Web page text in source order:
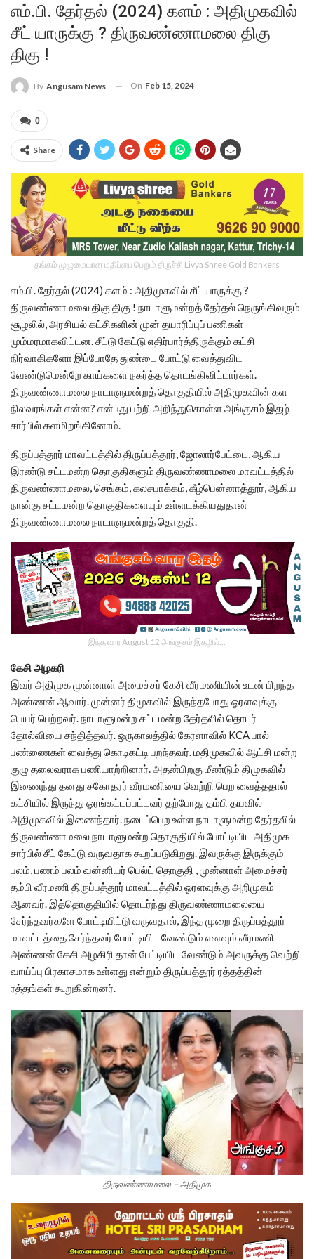
எம்.பி. தேர்தல் (2024) களம் : அதிமுகவில்
சீட் யாருக்கு ? திருவண்ணாமலை திகு
திகு !
By Angusam News On Feb 15, 2024
0
Share
தங்கம் முழுமையான மதிப்பை பெறும் திருச்சி Livya Shree Gold Bankers
எம்.பி. தேர்தல் (2024) களம் : அதிமுகவில் சீட் யாருக்கு ?
திருவண்ணாமலை திகு திகு ! நாடாளுமன்றத் தேர்தல் நெருங்கிவரும்
சூழலில், அரசியல் கட்சிகளின் முன் தயாரிப்புப் பணிகள்
மும்மரமாகவிட்டன. சீட்டு கேட்டு எதிர்பார்த்திருக்கும் கட்சி
நிர்வாகிகளோ இப்போதே துண்டை போட்டு வைத்துவிட
வேண்டுமென்றே காய்களை நகர்த்த தொடங்கிவிட்டார்கள்.
திருவண்ணாமலை நாடாளுமன்றத் தொகுதியில் அதிமுகவின் கள
நிலவரங்கள் என்ன? என்பது பற்றி அறிந்துகொள்ள அங்குசம் இதழ்
சார்பில் களமிறங்கினோம்.
திருப்பத்தூர் மாவட்டத்தில் திருப்பத்தூர், ஜோலார்பேட்டை, ஆகிய
இரண்டு சட்டமன்ற தொகுதிகளும் திருவண்ணாமலை மாவட்டத்தில்
திருவண்ணாமலை, செங்கம், கலசபாக்கம், கீழ்பென்னாத்தூர், ஆகிய
நான்கு சட்டமன்ற தொகுதிகளையும் உள்ளடக்கியதுதான்
திருவண்ணாமலை நாடாளுமன்றத் தொகுதி.
இந்த வார August 12 அங்குசம் இதழில்…
கேசி அழகரி
இவர் அதிமுக முன்னாள் அமைச்சர் கேசி வீரமணியின் உடன் பிறந்த
அண்ணன் ஆவார். முன்னர் திமுகவில் இருந்தபோது ஓரளவுக்கு
பெயர் பெற்றவர். நாடாளுமன்ற சட்டமன்ற தேர்தலில் தொடர்
தோல்வியை சந்தித்தவர். ஒருகாலத்தில் கேரளாவில் KCA பால்
பண்ணைகள் வைத்து கொடிகட்டி பறந்தவர். மதிமுகவில் ஆட்சி மன்ற
குழு தலைவராக பணியாற்றினார். அதன்பிறகு மீண்டும் திமுகவில்
இணைந்து தனது சகோதரர் வீரமணியை வெற்றி பெற வைத்ததால்
கட்சியில் இருந்து ஓரங்கட்டப்பட்டவர் தற்போது தம்பி தயவில்
அதிமுகவில் இணைந்தார். நடைப்பெற உள்ள நாடாளுமன்ற தேர்தலில்
திருவண்ணாமலை நாடாளுமன்ற தொகுதியில் போட்டியிட அதிமுக
சார்பில் சீட் கேட்டு வருவதாக கூறப்படுகிறது. இவருக்கு இருக்கும்
பலம், பணம் பலம் வன்னியர் பெல்ட் தொகுதி , முன்னாள் அமைச்சர்
தம்பி வீரமணி திருப்பத்தூர் மாவட்டத்தில் ஓரளவுக்கு அறிமுகம்
ஆனவர். இத்தொகுதியில் தொடர்ந்து திருவண்ணாமலையை
சேர்ந்தவர்களே போட்டியிட்டு வருவதால், இந்த முறை திருப்பத்தூர்
மாவட்டத்தை சேர்ந்தவர் போட்டியிட வேண்டும் எனவும் வீரமணி
அண்ணன் கேசி அழகிரி தான் பேட்டியிட வேண்டும் அவருக்கு வெற்றி
வாய்ப்பு பிரகாசமாக உள்ளது என்றும் திருப்பத்தூர் ரத்தத்தின்
ரத்தங்கள் கூறுகின்றனர்.
திருவண்ணாமலை – அதிமுக